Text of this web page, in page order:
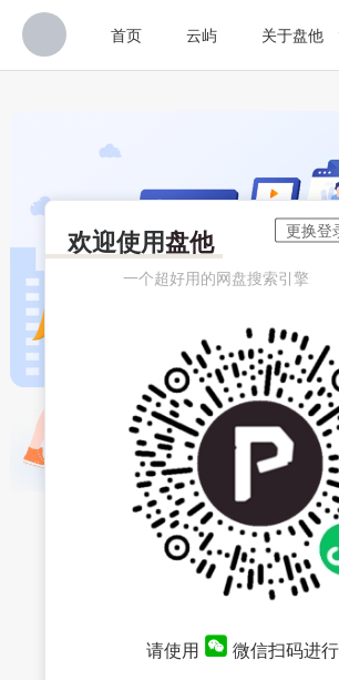
首页 云屿 关于盘他
欢迎使用盘他
一个超好用的网盘搜索引擎
请使用 微信扫码进